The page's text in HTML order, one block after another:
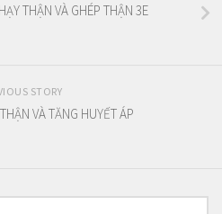
THẬN VÀ GHÉP THẬN 3E
STORY
VÀ TĂNG HUYẾT ÁP